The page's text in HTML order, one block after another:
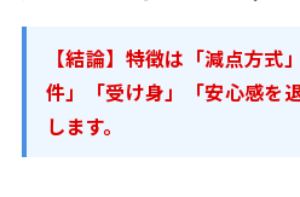
【結論】特徴は「減点方式
件」「受け身」「安心感を
します。